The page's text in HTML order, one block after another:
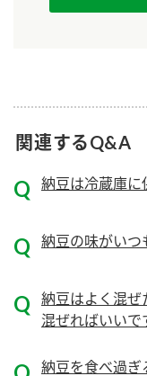
関連するQ&A
納豆は冷蔵庫に
納豆の味がいつ
納豆はよく混ぜ
混ぜればいいで
納豆を食べ過ぎ